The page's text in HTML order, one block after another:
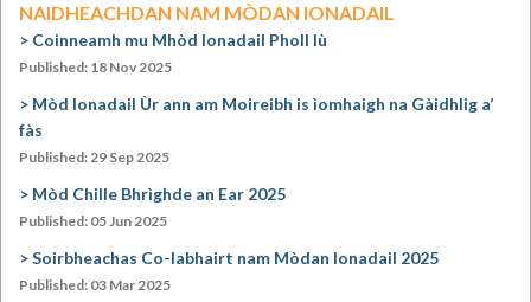
NAIDHEACHDAN NAM MÒDAN IONADAIL
Coinneamh mu Mhòd Ionadail Pholl Iù
Published: 18 Nov 2025
Mòd Ionadail Ùr ann am Moireibh is ìomhaigh na Gàidhlig a’
fàs
Published: 29 Sep 2025
Mòd Chille Bhrìghde an Ear 2025
Published: 05 Jun 2025
Soirbheachas Co-labhairt nam Mòdan Ionadail 2025
Published: 03 Mar 2025